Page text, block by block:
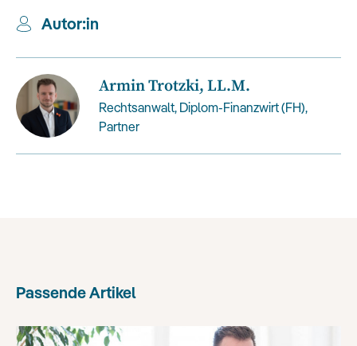
Autor:in
Armin Trotzki, LL.M.
Rechtsanwalt, Diplom-Finanzwirt (FH),
Partner
Passende Artikel